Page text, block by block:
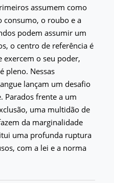
assumem como
consumo, o roubo e a
podem assumir um
o centro de referência é
exercem o seu poder,
pleno. Nessas
lançam um desafio
Parados frente a um
uma multidão de
da marginalidade
uma profunda ruptura
com a lei e a norma